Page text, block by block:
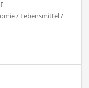
/ Lebensmittel /